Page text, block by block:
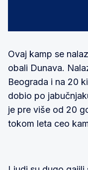
Ovaj kamp se
obali Dunava.
Beograda i na 20
dobio po
je pre više od 20
tokom leta ceo